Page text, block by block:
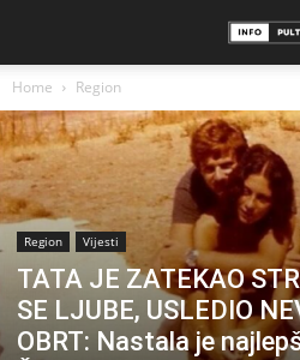
Home Region
Region Vijesti
TATA JE ZATEKAO
SE LJUBE, USLEDIO
OBRT: Nastala je